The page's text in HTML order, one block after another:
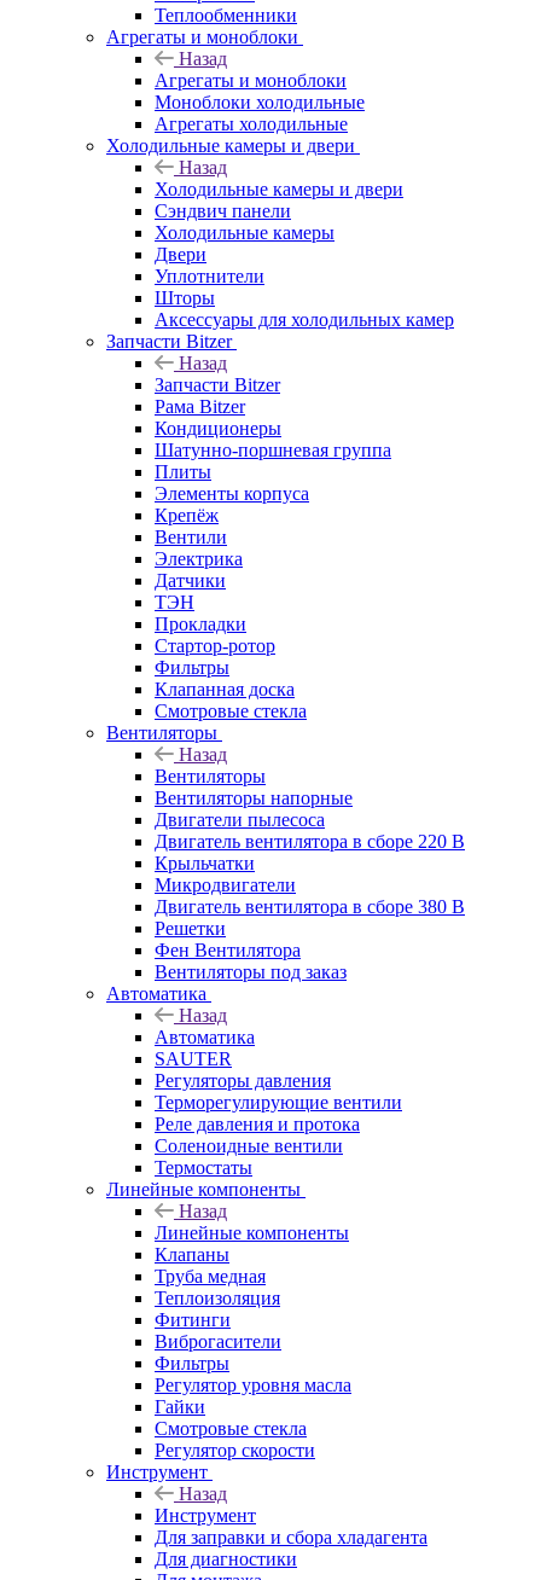
Теплообменники
Агрегаты и моноблоки
Назад
Агрегаты и моноблоки
Моноблоки холодильные
Агрегаты холодильные
Холодильные камеры и двери
Назад
Холодильные камеры и двери
Сэндвич панели
Холодильные камеры
Двери
Уплотнители
Шторы
Аксессуары для холодильных камер
Запчасти Bitzer
Назад
Запчасти Bitzer
Рама Bitzer
Кондиционеры
Шатунно-поршневая группа
Плиты
Элементы корпуса
Крепёж
Вентили
Электрика
Датчики
ТЭН
Прокладки
Стартор-ротор
Фильтры
Клапанная доска
Смотровые стекла
Вентиляторы
Назад
Вентиляторы
Вентиляторы напорные
Двигатели пылесоса
Двигатель вентилятора в сборе 220 В
Крыльчатки
Микродвигатели
Двигатель вентилятора в сборе 380 В
Решетки
Фен Вентилятора
Вентиляторы под заказ
Автоматика
Назад
Автоматика
SAUTER
Регуляторы давления
Терморегулирующие вентили
Реле давления и протока
Соленоидные вентили
Термостаты
Линейные компоненты
Назад
Линейные компоненты
Клапаны
Труба медная
Теплоизоляция
Фитинги
Виброгасители
Фильтры
Регулятор уровня масла
Гайки
Смотровые стекла
Регулятор скорости
Инструмент
Назад
Инструмент
Для заправки и сбора хладагента
Для диагностики